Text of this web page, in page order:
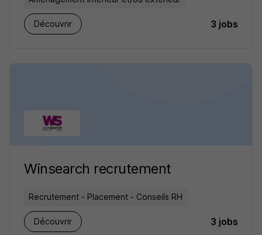
Découvrir 3 jobs
Winsearch recrutement
Recrutement - Placement - Conseils RH
Découvrir 3 jobs